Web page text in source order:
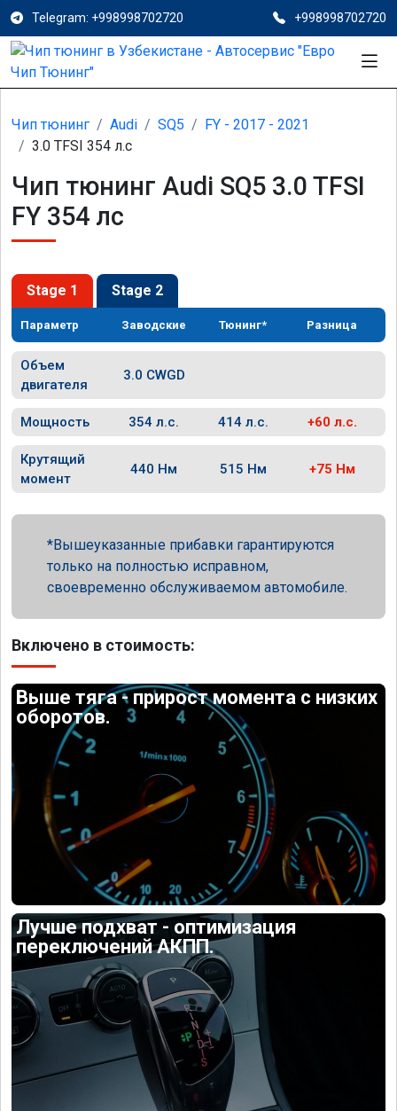
Telegram: +998998702720 +998998702720
Чип тюнинг Audi SQ5
FY - 2017 - 2021
3.0 TFSI 354 л.с
Чип тюнинг Audi SQ5 3.0 TFSI
FY 354 лс
Stage 1 Stage 2
Параметр Заводские Тюнинг* Разница
Объем
двигателя
3.0 CWGD
Мощность 354 л.с. 414 л.с. +60 л.с.
Крутящий
момент
440 Нм 515 Нм +75 Нм
Вышеуказанные прибавки гарантируются
только на полностью исправном,
своевременно обслуживаемом автомобиле.
Включено в стоимость:
Выше тяга - прирост момента с низких
оборотов.
Лучше подхват - оптимизация
переключений АКПП.